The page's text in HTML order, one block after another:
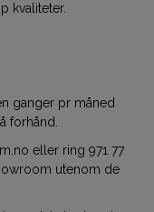
kvaliteter.
ganger pr måned
forhånd.
eller ring 971 77
utenom de